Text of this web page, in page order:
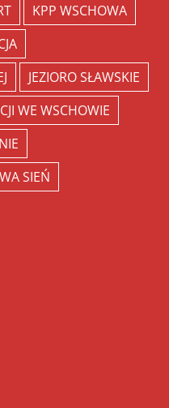
KPP WSCHOWA
JEZIORO SŁAWSKIE
WE WSCHOWIE
SIEŃ